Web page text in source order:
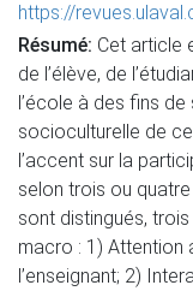
https://
Résumé: Cet article
de l’élève, de
l’école à des fins de
socioculturelle de
l’accent sur la
selon trois ou
sont distingués,
macro : 1) Attention
l’enseignant; 2)